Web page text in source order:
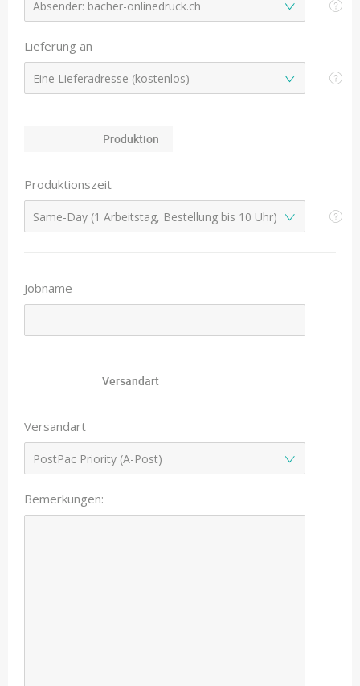
Lieferung an
Produktion
Produktionszeit
Jobname
Versandart
Versandart
Bemerkungen: